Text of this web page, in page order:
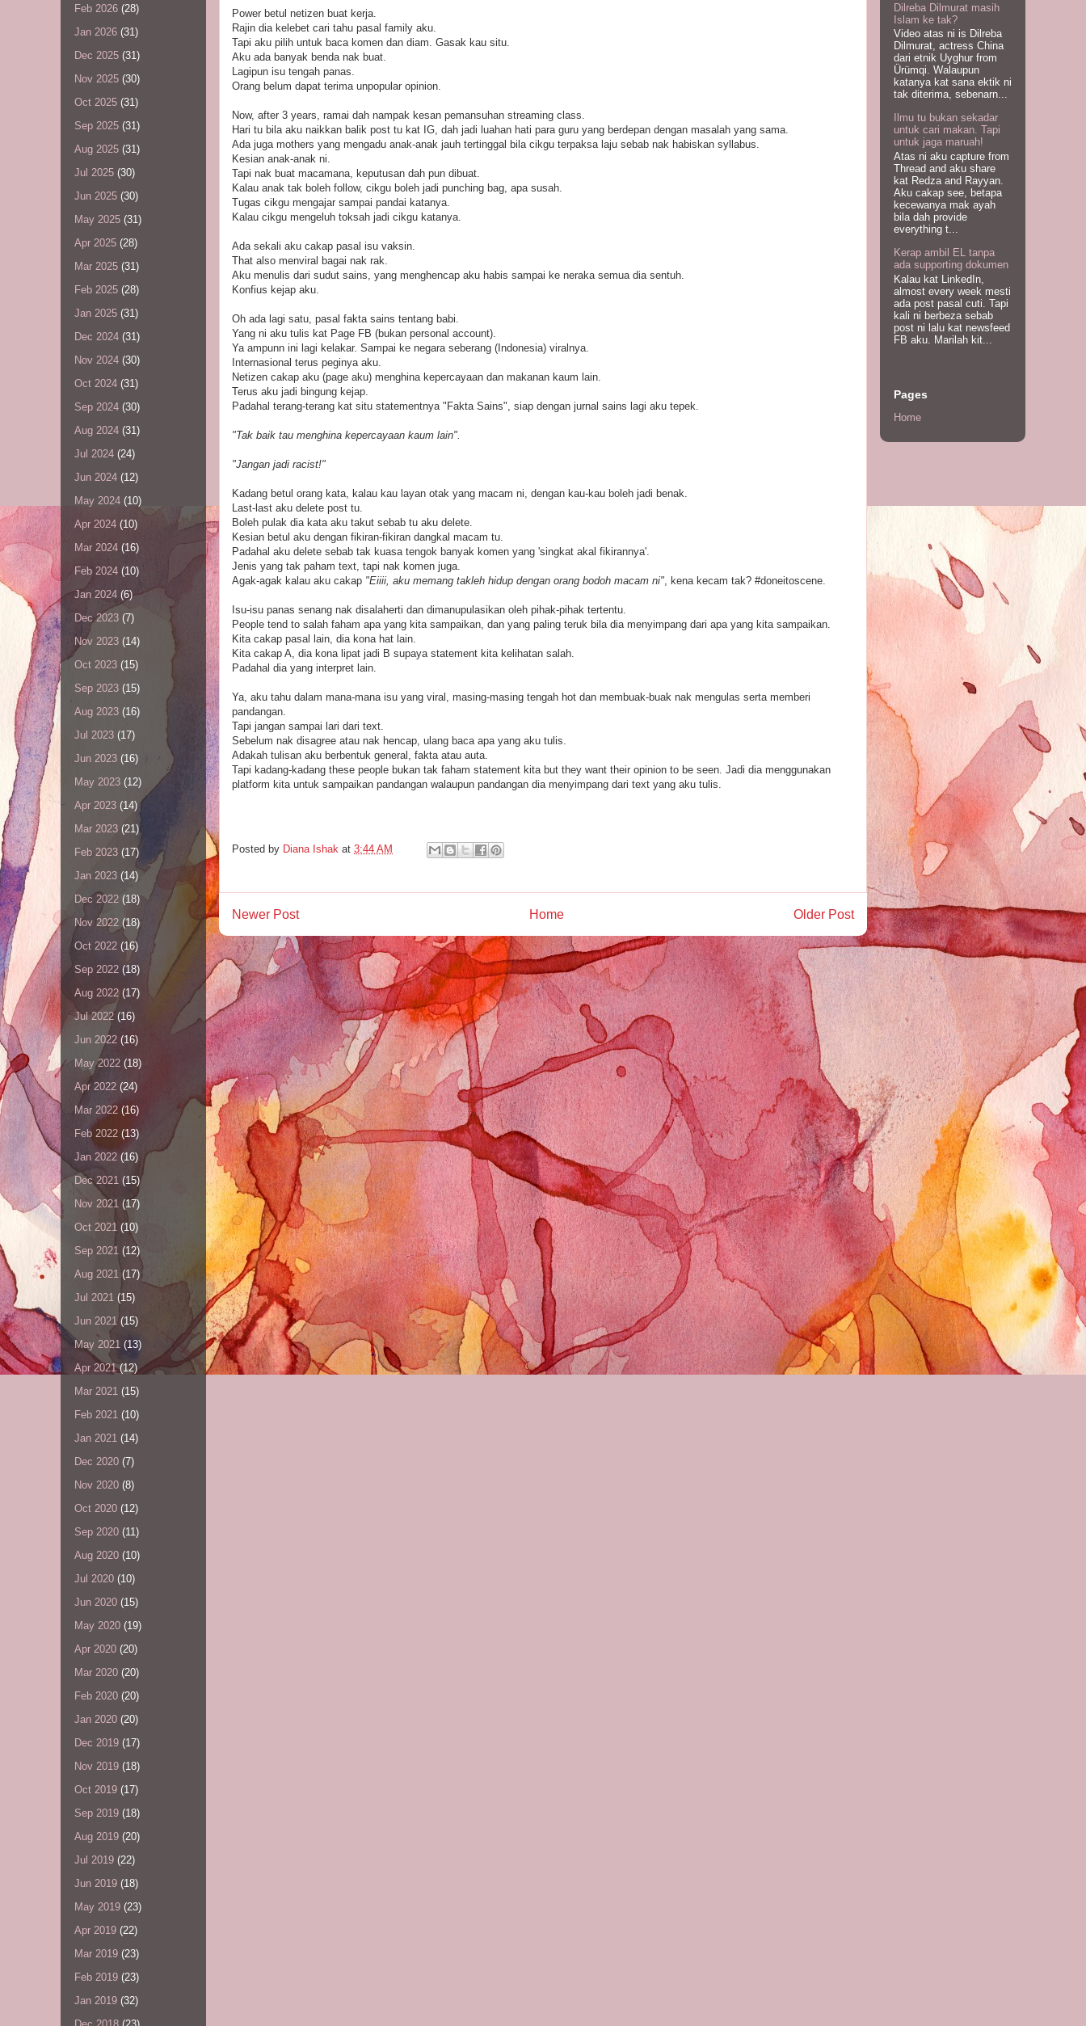
Power betul netizen buat kerja.
Rajin dia kelebet cari tahu pasal family aku.
Tapi aku pilih untuk baca komen dan diam. Gasak kau situ.
Aku ada banyak benda nak buat.
Lagipun isu tengah panas.
Orang belum dapat terima unpopular opinion.
Now, after 3 years, ramai dah nampak kesan pemansuhan streaming class.
Hari tu bila aku naikkan balik post tu kat IG, dah jadi luahan hati para guru yang berdepan dengan masalah yang sama.
Ada juga mothers yang mengadu anak-anak jauh tertinggal bila cikgu terpaksa laju sebab nak habiskan syllabus.
Kesian anak-anak ni.
Tapi nak buat macamana, keputusan dah pun dibuat.
Kalau anak tak boleh follow, cikgu boleh jadi punching bag, apa susah.
Tugas cikgu mengajar sampai pandai katanya.
Kalau cikgu mengeluh toksah jadi cikgu katanya.
Ada sekali aku cakap pasal isu vaksin.
That also menviral bagai nak rak.
Aku menulis dari sudut sains, yang menghencap aku habis sampai ke neraka semua dia sentuh.
Konfius kejap aku.
Oh ada lagi satu, pasal fakta sains tentang babi.
Yang ni aku tulis kat Page FB (bukan personal account).
Ya ampunn ini lagi kelakar. Sampai ke negara seberang (Indonesia) viralnya.
Internasional terus peginya aku.
Netizen cakap aku (page aku) menghina kepercayaan dan makanan kaum lain.
Terus aku jadi bingung kejap.
Padahal terang-terang kat situ statementnya "Fakta Sains", siap dengan jurnal sains lagi aku tepek.
"Tak baik tau menghina kepercayaan kaum lain".
"Jangan jadi racist!"
Kadang betul orang kata, kalau kau layan otak yang macam ni, dengan kau-kau boleh jadi benak.
Last-last aku delete post tu.
Boleh pulak dia kata aku takut sebab tu aku delete.
Kesian betul aku dengan fikiran-fikiran dangkal macam tu.
Padahal aku delete sebab tak kuasa tengok banyak komen yang 'singkat akal fikirannya'.
Jenis yang tak paham text, tapi nak komen juga.
Agak-agak kalau aku cakap "Eiiii, aku memang takleh hidup dengan orang bodoh macam ni", kena kecam tak? #doneitoscene.
Isu-isu panas senang nak disalaherti dan dimanupulasikan oleh pihak-pihak tertentu.
People tend to salah faham apa yang kita sampaikan, dan yang paling teruk bila dia menyimpang dari apa yang kita sampaikan.
Kita cakap pasal lain, dia kona hat lain.
Kita cakap A, dia kona lipat jadi B supaya statement kita kelihatan salah.
Padahal dia yang interpret lain.
Ya, aku tahu dalam mana-mana isu yang viral, masing-masing tengah hot dan membuak-buak nak mengulas serta memberi
pandangan.
Tapi jangan sampai lari dari text.
Sebelum nak disagree atau nak hencap, ulang baca apa yang aku tulis.
Adakah tulisan aku berbentuk general, fakta atau auta.
Tapi kadang-kadang these people bukan tak faham statement kita but they want their opinion to be seen. Jadi dia menggunakan
platform kita untuk sampaikan pandangan walaupun pandangan dia menyimpang dari text yang aku tulis.
Posted by Diana Ishak at 3:44 AM
Newer Post Older Post
Home
Feb 2026 (28)
Jan 2026 (31)
Dec 2025 (31)
Nov 2025 (30)
Oct 2025 (31)
Sep 2025 (31)
Aug 2025 (31)
Jul 2025 (30)
Jun 2025 (30)
May 2025 (31)
Apr 2025 (28)
Mar 2025 (31)
Feb 2025 (28)
Jan 2025 (31)
Dec 2024 (31)
Nov 2024 (30)
Oct 2024 (31)
Sep 2024 (30)
Aug 2024 (31)
Jul 2024 (24)
Jun 2024 (12)
May 2024 (10)
Apr 2024 (10)
Mar 2024 (16)
Feb 2024 (10)
Jan 2024 (6)
Dec 2023 (7)
Nov 2023 (14)
Oct 2023 (15)
Sep 2023 (15)
Aug 2023 (16)
Jul 2023 (17)
Jun 2023 (16)
May 2023 (12)
Apr 2023 (14)
Mar 2023 (21)
Feb 2023 (17)
Jan 2023 (14)
Dec 2022 (18)
Nov 2022 (18)
Oct 2022 (16)
Sep 2022 (18)
Aug 2022 (17)
Jul 2022 (16)
Jun 2022 (16)
May 2022 (18)
Apr 2022 (24)
Mar 2022 (16)
Feb 2022 (13)
Jan 2022 (16)
Dec 2021 (15)
Nov 2021 (17)
Oct 2021 (10)
Sep 2021 (12)
Aug 2021 (17)
Jul 2021 (15)
Jun 2021(15)
May 2021 (13)
Apr 2021(12)
Mar 2021 (15)
Feb 2021 (10)
Jan 2021 (14)
Dec 2020 (7)
Nov 2020 (8)
Oct 2020 (12)
Sep 2020 (11)
Aug 2020 (10)
Jul 2020 (10)
Jun 2020 (15)
May 2020 (19)
Apr 2020 (20)
Mar 2020 (20)
Feb 2020 (20)
Jan 2020 (20)
Dec 2019 (17)
Nov 2019 (18)
Oct 2019 (17)
Sep 2019 (18)
Aug 2019 (20)
Jul 2019 (22)
Jun 2019 (18)
May 2019 (23)
Apr 2019 (22)
Mar 2019 (23)
Feb 2019 (23)
Jan 2019 (32)
Dilreba Dilmurat masih
Islam ke tak?
Video atas ni is Dilreba
Dilmurat, actress China
dari etnik Uyghur from
Ürümqi. Walaupun
katanya kat sana ektik ni
tak diterima, sebenarn...
Ilmu tu bukan sekadar
untuk cari makan. Tapi
untuk jaga maruah!
Atas ni aku capture from
Thread and aku share
kat Redza and Rayyan.
Aku cakap see, betapa
kecewanya mak ayah
bila dah provide
everything t...
Kerap ambil EL tanpa
ada supporting dokumen
Kalau kat LinkedIn,
almost every week mesti
ada post pasal cuti. Tapi
kali ni berbeza sebab
post ni lalu kat newsfeed
FB aku. Marilah kit...
Pages
Home